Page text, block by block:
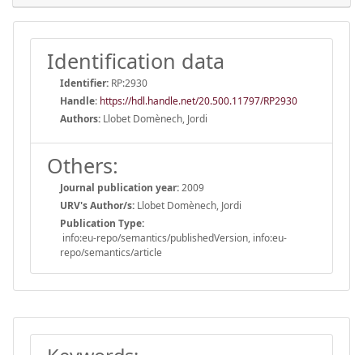
Identification data
Identifier: RP:2930
Handle: https://hdl.handle.net/20.500.11797/RP2930
Authors: Llobet Domènech, Jordi
Others:
Journal publication year:2009
URV's Author/s: Llobet Domènech, Jordi
Publication Type:
info:eu-repo/semantics/publishedVersion, info:eu-
repo/semantics/article